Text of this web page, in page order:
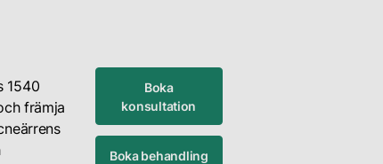
1540
främja
Boka
konsultation
Boka behandling